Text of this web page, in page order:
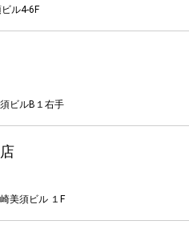
ル4-6F
ビルB１右手
美須ビル １F